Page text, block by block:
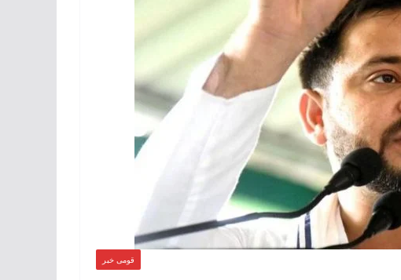
قومی خبر